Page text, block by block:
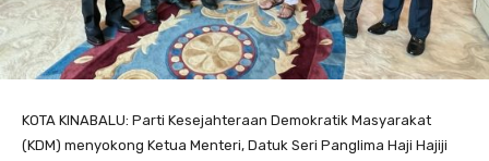
KOTA KINABALU: Parti Kesejahteraan Demokratik Masyarakat
(KDM) menyokong Ketua Menteri, Datuk Seri Panglima Haji Hajiji